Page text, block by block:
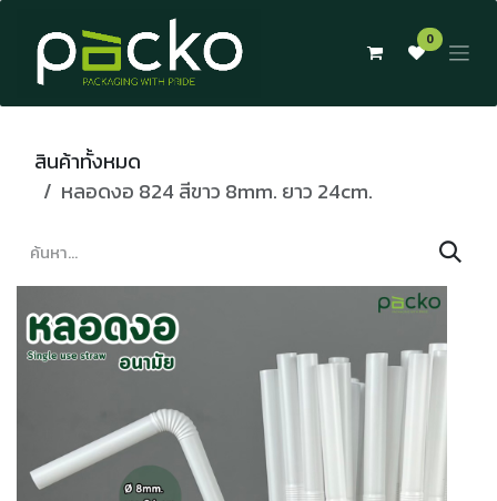
Skip to Content
0
สินค้าทั้งหมด
หลอดงอ 824 สีขาว 8mm. ยาว 24cm.